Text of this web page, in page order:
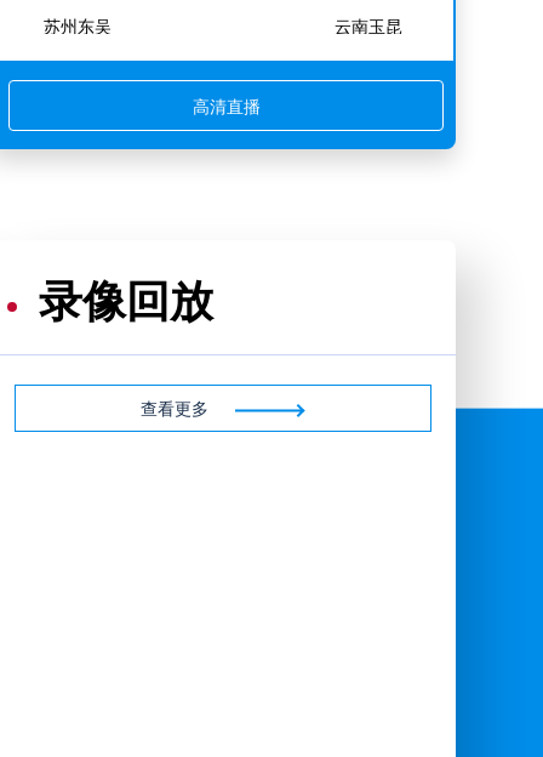
苏州东吴 云南玉昆
高清直播
录像回放
查看更多